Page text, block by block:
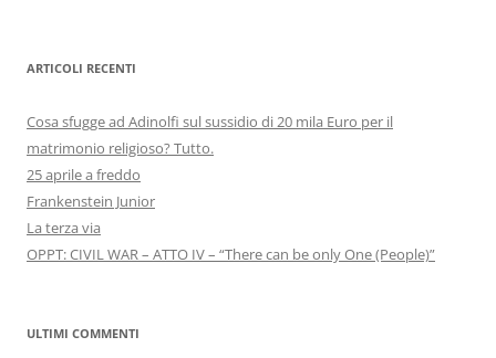
ARTICOLI RECENTI
Cosa sfugge ad Adinolfi sul sussidio di 20 mila Euro per il
matrimonio religioso? Tutto.
25 aprile a freddo
Frankenstein Junior
La terza via
OPPT: CIVIL WAR – ATTO IV – “There can be only One (People)”
ULTIMI COMMENTI